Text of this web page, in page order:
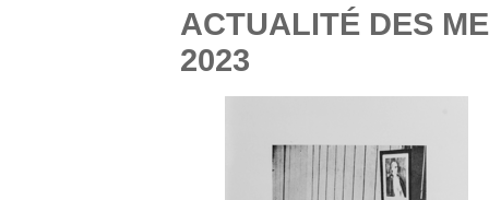
ACTUALITÉ DES
2023